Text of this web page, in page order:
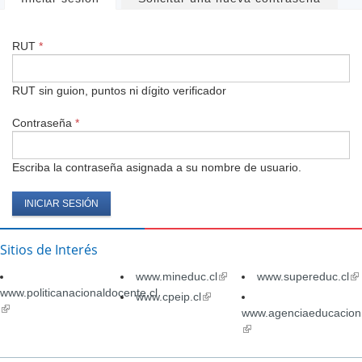
RUT *
RUT sin guion, puntos ni dígito verificador
Contraseña *
Escriba la contraseña asignada a su nombre de usuario.
Sitios de Interés
www.politicanacionaldocente.cl
(link
www.mineduc.cl(link
external)
www.supereduc.cl
www.cpeip.cl(link
external)(link